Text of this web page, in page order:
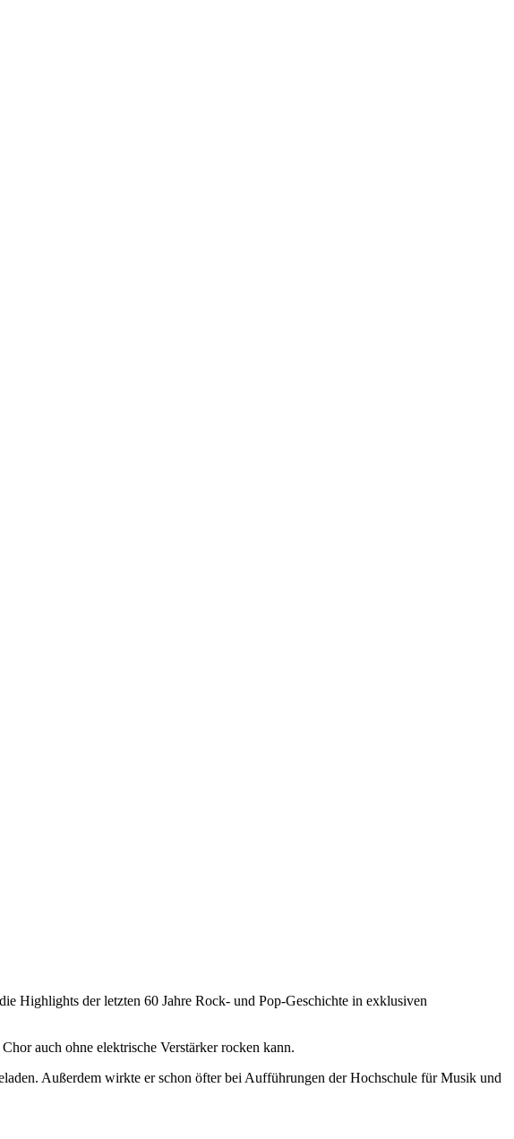
Highlights der letzten 60 Jahre Rock- und Pop-Geschichte in exklusiven
auch ohne elektrische Verstärker rocken kann.
Außerdem wirkte er schon öfter bei Aufführungen der Hochschule für Musik und